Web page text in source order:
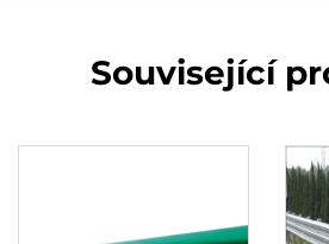
Související